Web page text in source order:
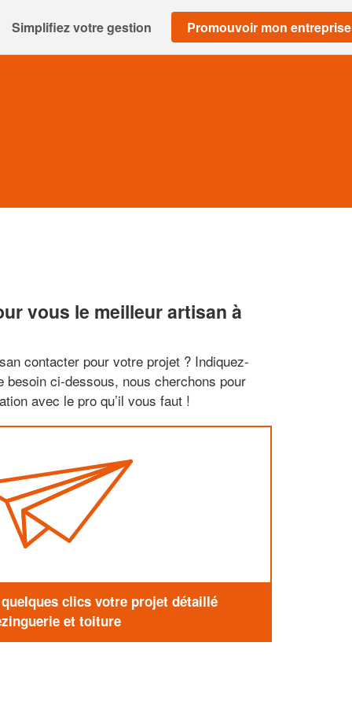
Simplifiez votre gestion Promouvoir mon entreprise
vous le meilleur artisan à
contacter pour votre projet ? Indiquez-
besoin ci-dessous, nous cherchons pour
avec le pro qu’il vous faut !
clics votre projet détaillé
et toiture